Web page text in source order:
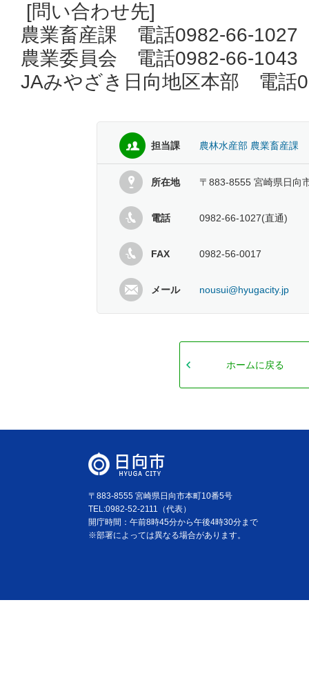
[問い合わせ先]
農業畜産課 電話0982-66-1027
農業委員会 電話0982-66-1043
JAみやざき日向地区本部 電話
担当課 農林水産部 農業畜産課
所在地 〒883-8555 宮崎県日向
電話 0982-66-1027(直通)
FAX 0982-56-0017
メール nousui@hyugacity.jp
ホームに戻る
〒883-8555 宮崎県日向市本町10番5号
TEL:0982-52-2111（代表）
開庁時間：午前8時45分から午後4時30分まで
※部署によっては異なる場合があります。